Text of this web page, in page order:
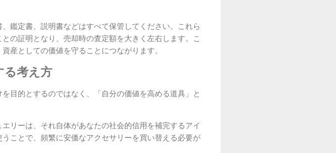
鑑定書、説明書などはすべて保管してください。これら
の証明となり、売却時の査定額を大きく左右します。こ
産としての価値を守ることにつながります。
る考え方
目的とするのではなく、「自分の価値を高める道具」と
リーは、それ自体があなたの社会的信用を補完するアイ
ことで、頻繁に安価なアクセサリーを買い替える必要が